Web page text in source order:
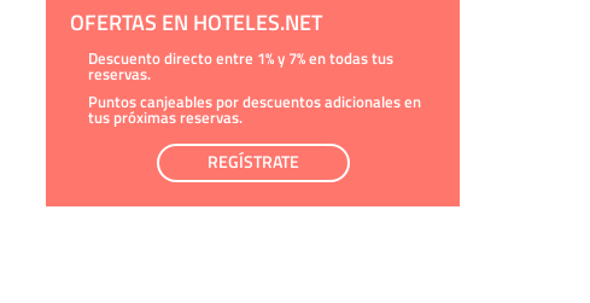
OFERTAS EN HOTELES.NET
Descuento directo entre 1% y 7% en todas tus
reservas.
Puntos canjeables por descuentos adicionales en
tus próximas reservas.
REGÍSTRATE